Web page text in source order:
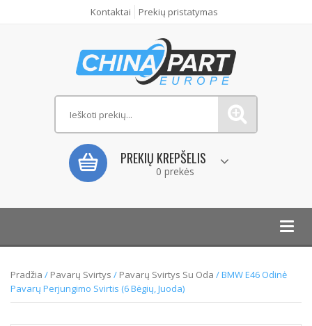
Kontaktai Prekių pristatymas
PREKIŲ KREPŠELIS
0 prekės
Pradžia / Pavarų Svirtys / Pavarų Svirtys Su Oda / BMW E46 Odinė
Pavarų Perjungimo Svirtis (6 Bėgių, Juoda)